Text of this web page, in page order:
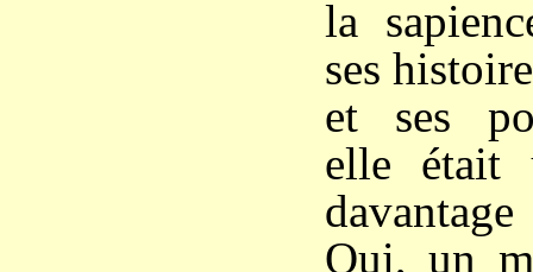
la
ses
et ses
elle était
Oui, un